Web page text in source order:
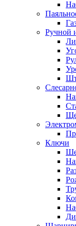
Ручной
Ключи